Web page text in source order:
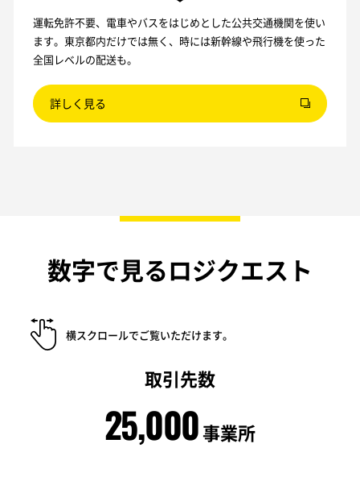
運転免許不要、電車やバスをはじめとした公共交通機関を使い
ます。東京都内だけでは無く、時には新幹線や飛行機を使った
全国レベルの配送も。
詳しく見る
数字で見るロジクエスト
横スクロールでご覧いただけます。
取引先数
25,000事業所